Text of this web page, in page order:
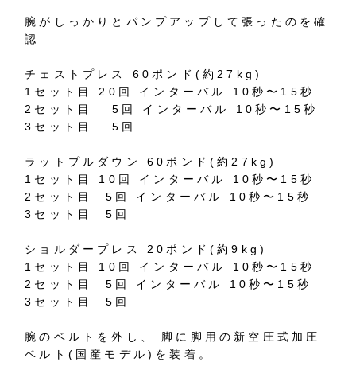
腕がしっかりとパンプアップして張ったのを確
認
チェストプレス 60 ポンド (約 27kg)
1 セット目 20 回 インターバル 10秒〜 15 秒
2 セット目 5 回 インターバル 10秒〜 15秒
3 セット目 5 回
ラットプルダウン 60 ポンド(約 27kg)
1 セット目 10 回 インターバル 10秒〜 15 秒
2 セット目 5 回 インターバル 10秒〜 15 秒
3 セット目 5 回
ショルダープレス 20 ポンド(約9kg)
1 セット目 10 回 インターバル 10秒〜 15 秒
2 セット目 5 回 インターバル 10秒〜 15 秒
3 セット目 5 回
腕のベルトを外し、
脚に脚用の新空圧式加圧
ベルト ( 国産モデル) を装着。